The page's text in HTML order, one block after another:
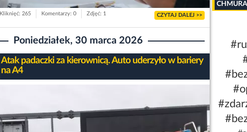
Kliknięć: 265 Komentarzy: 0 Zdjęć: 1 CZYTAJ DALEJ >>
Poniedziałek, 30 marca 2026
Atak padaczki za kierownicą. Auto uderzyło w bariery
na A4